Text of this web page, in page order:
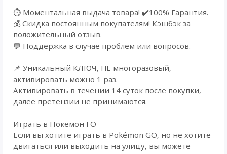
⏱️ Моментальная выдача товара! ✔️100% Гарантия.
💰 Cкидка постоянным покупателям! Кэшбэк за
положительный отзыв.
💬 Поддержка в случае проблем или вопросов.
📌 Уникальный КЛЮЧ, НЕ многоразовый,
активировать можно 1 раз.
Активировать в течении 14 суток после покупки,
далее претензии не принимаются.
Играть в Покемон ГО
Если вы хотите играть в Pokémon GO, но не хотите
двигаться или выходить на улицу, вы можете